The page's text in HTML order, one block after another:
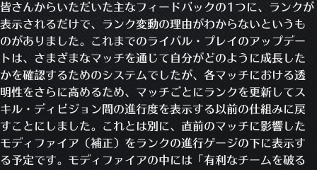
皆さんからいただいた主なフィードバックの1つに、ランクが
表示されるだけで、ランク変動の理由がわからないというも
のがありました。これまでのライバル・プレイのアップデー
トは、さまざまなマッチを通じて自分がどのように成長した
かを確認するためのシステムでしたが、各マッチにおける透
明性をさらに高めるため、マッチごとにランクを更新してス
キル・ディビジョン間の進行度を表示する以前の仕組みに戻
すことにしました。これとは別に、直前のマッチに影響した
モディファイア（補正）をランクの進行ゲージの下に表示す
る予定です。モディファイアの中には「有利なチームを破る